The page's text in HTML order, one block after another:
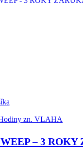
zn. VLAHA
– 3